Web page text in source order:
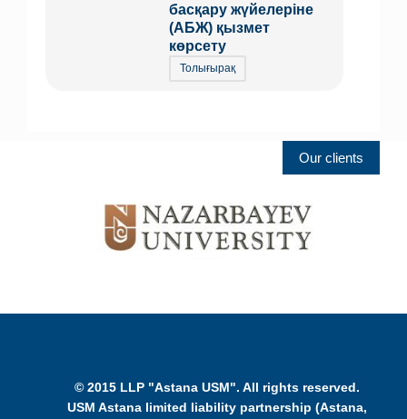
басқару жүйелеріне
(АБЖ) қызмет
көрсету
Толығырақ
Our clients
© 2015 LLP "Astana USM". All rights reserved.
USM Astana limited liability partnership (Astana,